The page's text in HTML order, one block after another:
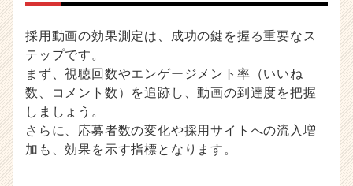
採用動画の効果測定は、成功の鍵を握る重要なス
テップです。
まず、視聴回数やエンゲージメント率（いいね
数、コメント数）を追跡し、動画の到達度を把握
しましょう。
さらに、応募者数の変化や採用サイトへの流入増
加も、効果を示す指標となります。